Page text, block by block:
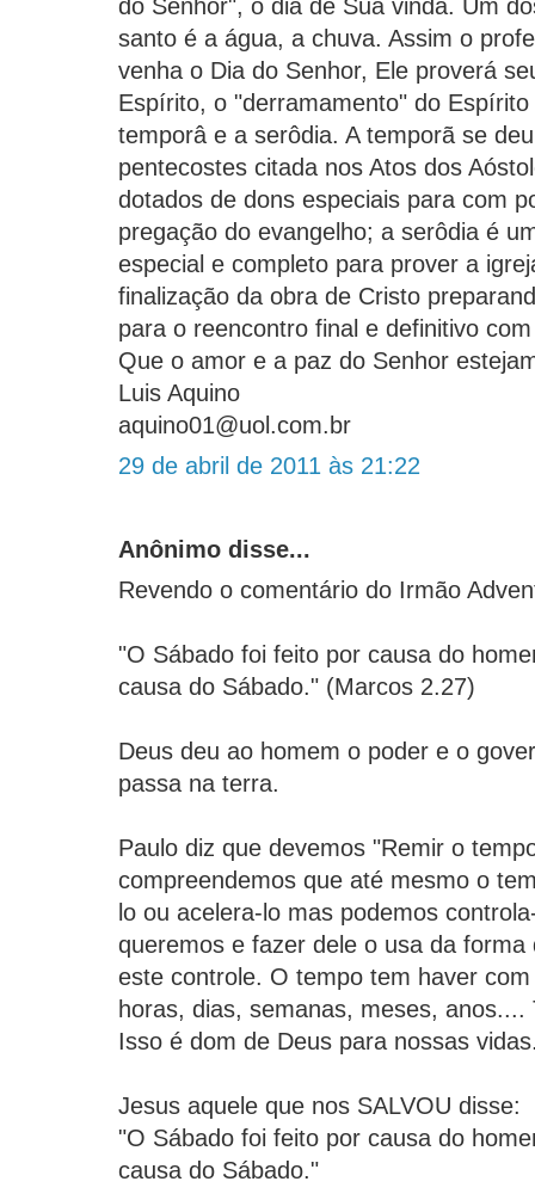
do Senhor", o dia de Sua vinda. Um
santo é a água, a chuva. Assim o
venha o Dia do Senhor, Ele proverá
Espírito, o "derramamento" do
temporâ e a serôdia. A temporã se
pentecostes citada nos Atos dos
dotados de dons especiais para com
pregação do evangelho; a serôdia é
especial e completo para prover a
finalização da obra de Cristo
para o reencontro final e definitivo
Que o amor e a paz do Senhor
Luis Aquino
aquino01@uol.com.br
29 de abril de 2011 às 21:22
Anônimo disse...
Revendo o comentário do Irmão
"O Sábado foi feito por causa do
causa do Sábado." (Marcos 2.27)
Deus deu ao homem o poder e o
passa na terra.
Paulo diz que devemos "Remir o
compreendemos que até mesmo o
lo ou acelera-lo mas podemos
queremos e fazer dele o usa da
este controle. O tempo tem haver
horas, dias, semanas, meses, anos....
Isso é dom de Deus para nossas
Jesus aquele que nos SALVOU disse:
"O Sábado foi feito por causa do
causa do Sábado."